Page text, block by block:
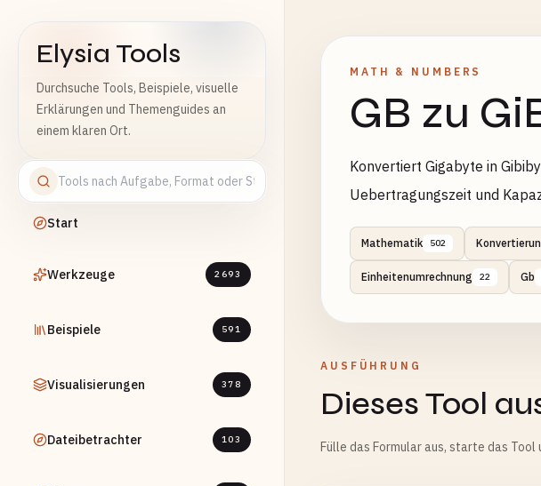
Elysia Tools
Durchsuche Tools, Beispiele, visuelle
Erklärungen und Themenguides an
einem klaren Ort.
Start
Werkzeuge 2693
Beispiele 591
Visualisierungen 378
Dateibetrachter 103
MATH & NUMBERS
GB zu
Konvertiert Gigabyte in
Uebertragungszeit und
Mathematik 502
Einheitenumrechnung 22 Gb
AUSFÜHRUNG
Dieses Tool
Fülle das Formular aus, starte das Tool